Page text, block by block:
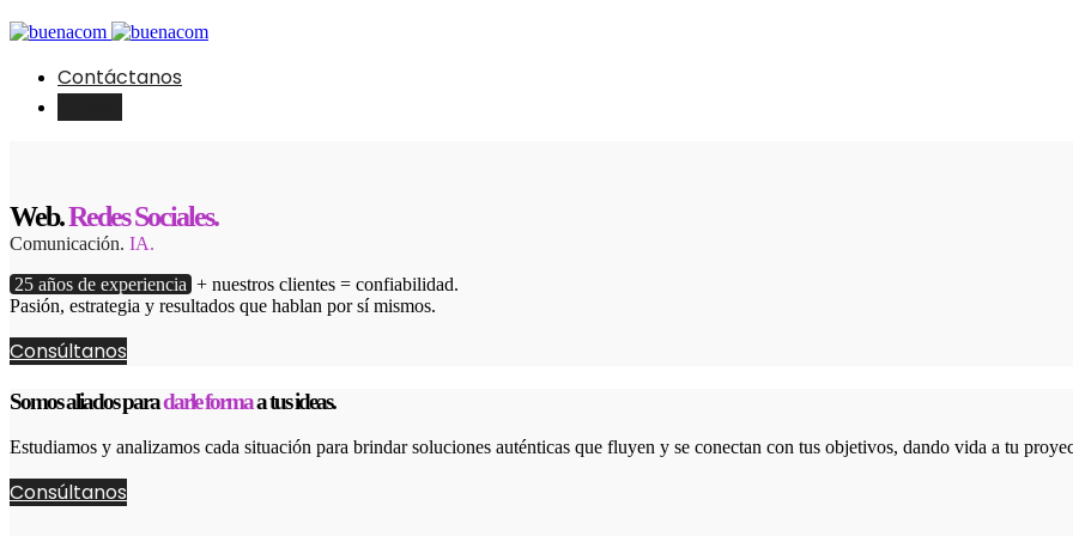
Contáctanos
Web.Redes Sociales.
Comunicación. IA.
25 años de experiencia + nuestros clientes = confiabilidad.
Pasión, estrategia y resultados que hablan por sí mismos.
Consúltanos
Somos aliados paradarle formaa tus ideas.
Estudiamos y analizamos cada situación para brindar soluciones auténticas que fluyen y se conectan con tus objetivos, dando vida a tu
Consúltanos